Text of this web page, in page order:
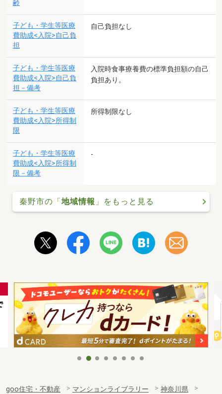
齢
子ども・学生等医療
費助成<入院>自己負
担
自己負担なし
子ども・学生等医療
費助成<入院>自己負
担－備考
入院時食事療養費の標準負担額の自己
負担あり。
子ども・学生等医療
費助成<入院>所得制
限
所得制限なし
子ども・学生等医療
費助成<入院>所得制
限－備考
-
秦野市の「地域情報 」をもっと見る
goo住宅・不動産 マンションライブラリー
神奈川県